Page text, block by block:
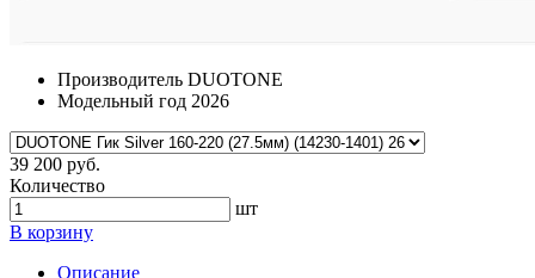
Производитель DUOTONE
Модельный год 2026
39 200 руб.
Количество
шт
В корзину
Описание